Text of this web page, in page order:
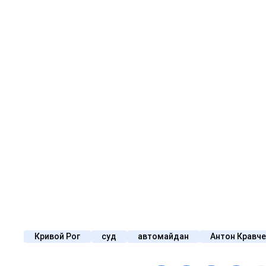
Кривой Рог суд автомайдан Антон